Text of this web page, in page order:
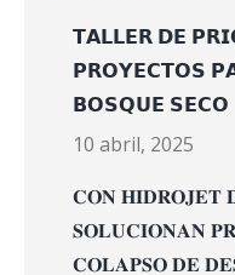
𝗧𝗔𝗟𝗟𝗘𝗥 𝗗𝗘
𝗣𝗥𝗢𝗬𝗘𝗖𝗧𝗢𝗦
𝗕𝗢𝗦𝗤𝗨𝗘 𝗦𝗘𝗖𝗢
10 abril, 2025
𝐂𝐎𝐍 𝐇𝐈𝐃𝐑𝐎𝐉𝐄𝐓
𝐒𝐎𝐋𝐔𝐂𝐈𝐎𝐍𝐀𝐍
𝐂𝐎𝐋𝐀𝐏𝐒𝐎 𝐃𝐄